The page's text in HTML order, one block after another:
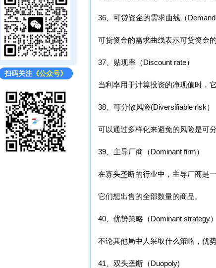
扫码关注 《公众号》
36、可贷资金的需求曲线（Demand
可贷资金的需求曲线表示可贷资金
37、贴现率（Discount rate）
当利率用于计算投资的净现值时，
38、可分散风险(Diversifiable risk）
可以通过多样化来避免的风险是可分
39、主导厂商（Dominant firm）
在寡头垄断的行业中，主导厂商是
它们想出售的全部数量的商品。
40、优势策略（Dominant strategy）
不论其他局中人采取什么策略，优
41、双头垄断（Duopoly)